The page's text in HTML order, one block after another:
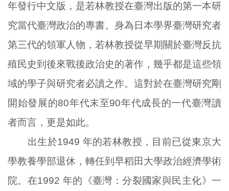
年發行中文版，是若林教授在臺灣出版的第一本研
究當代臺灣政治的專書。身為日本學界臺灣研究者
第三代的領軍人物，若林教授從早期關於臺灣反抗
殖民史到後來戰後政治史的著作，幾乎都是這些領
域的學子與研究者必讀之作。這對於在臺灣研究剛
開始發展的80年代末至90年代成長的一代臺灣讀
者而言，更是如此。
出生於1949 年的若林教授，目前已從東京大
學教養學部退休，轉任到早稻田大學政治經濟學術
院。在1992 年的《臺灣：分裂國家與民主化》一